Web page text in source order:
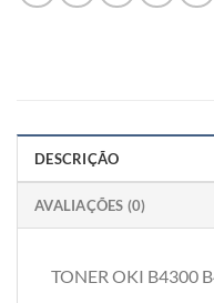
DESCRIÇÃO
AVALIAÇÕES (0)
TONER OKI B4300